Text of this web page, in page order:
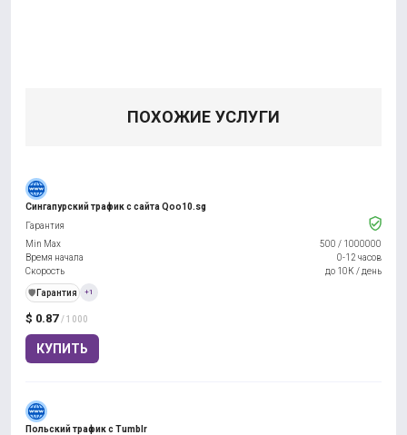
ПОХОЖИЕ УСЛУГИ
Сингапурский трафик с сайта Qoo10.sg
$ 0.87 / 1000
КУПИТЬ
Гарантия
Min Max
500 / 1000000
Время начала
0-12 часов
Скорость
до 10К / день
️🛡️ Гарантия +1
Польский трафик с Tumblr